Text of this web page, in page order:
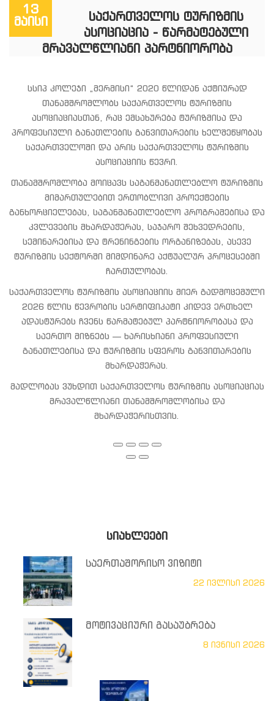
13
მაისი
ᲡᲐᲥᲐᲠᲗᲕᲔᲚᲝᲡ ᲢᲣᲠᲘᲖᲛᲘᲡ
ᲐᲡᲝᲪᲘᲐᲪᲘᲐ - ᲬᲐᲠᲛᲐᲢᲔᲑᲣᲚᲘ
ᲛᲠᲐᲕᲐᲚᲬᲚᲘᲐᲜᲘ ᲞᲐᲠᲢᲜᲘᲝᲠᲝᲑᲐ
სსიპ კოლეჯი „მერმისი“ 2020 წლიდან აქტიურად
თანამშრომლობს საქართველოს ტურიზმის
ასოციაციასთან, რაც ემსახურება ტურიზმისა და
პროფესიული განათლების განვითარების ხელშეწყობას
საქართველოში და არის საქართველოს ტურიზმის
ასოციაციის წევრი.
თანამშრომლობა მოიცავს საგანმანათლებლო ტურიზმის
მიმართულებით ერთობლივი პროექტების
განხორციელებას, საგანმანათლებლო პროგრამებისა და
კვლევების მხარდაჭერას, საჯარო შეხვედრების,
სემინარებისა და ტრენინგების ორგანიზებას, ასევე
ტურიზმის სექტორში მიმდინარე აქტუალურ პროცესებში
ჩართულობას.
საქართველოს ტურიზმის ასოციაციის მიერ გადმოცემული
2026 წლის წევრობის სერტიფიკატი კიდევ ერთხელ
ადასტურებს ჩვენს წარმატებულ პარტნიორობასა და
საერთო მიზნებს — ხარისხიანი პროფესიული
განათლებისა და ტურიზმის სფეროს განვითარების
მხარდაჭერას.
მადლობას ვუხდით საქართველოს ტურიზმის ასოციაციას
მრავალწლიანი თანამშრომლობისა და
მხარდაჭერისთვის.
ᲡᲘᲐᲮᲚᲔᲔᲑᲘ
საერთაშორისო ვიზიტი
22 ივლისი 2026
მოტივაციური გასაუბრება
8 ივნისი 2026